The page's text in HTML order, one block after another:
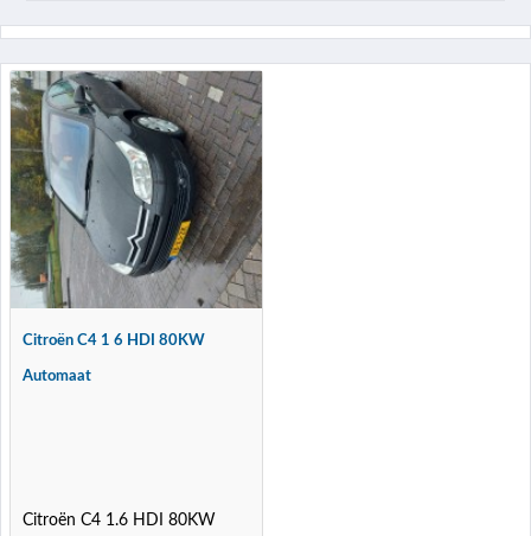
Citroën C4 1 6 HDI 80KW
Automaat
Citroën C4 1.6 HDI 80KW